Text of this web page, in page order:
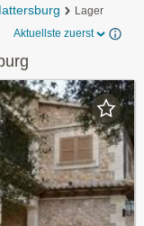
Lager
Aktuellste zuerst